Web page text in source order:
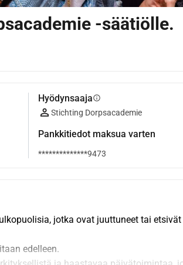
-säätiölle.
Hyödynsaajainfo
Stichting Dorpsacademie
Pankkitiedot maksua varten
**************9473
jotka ovat juuttuneet tai etsivät
edelleen.